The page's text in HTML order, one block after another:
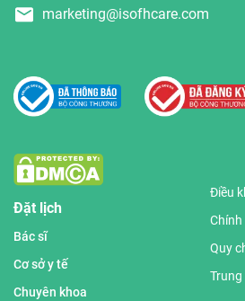
marketing@isofhcare.com
Đặt lịch
Bác sĩ
Cơ sở y tế
Chuyên khoa
Điều
Quy